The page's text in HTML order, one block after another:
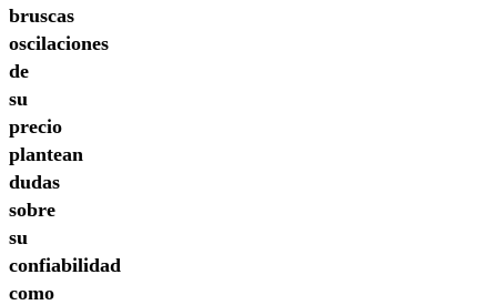
bruscas
oscilaciones
de
su
precio
plantean
dudas
sobre
su
confiabilidad
como